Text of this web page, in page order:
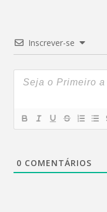
Inscrever-se
0 COMENTÁRIOS